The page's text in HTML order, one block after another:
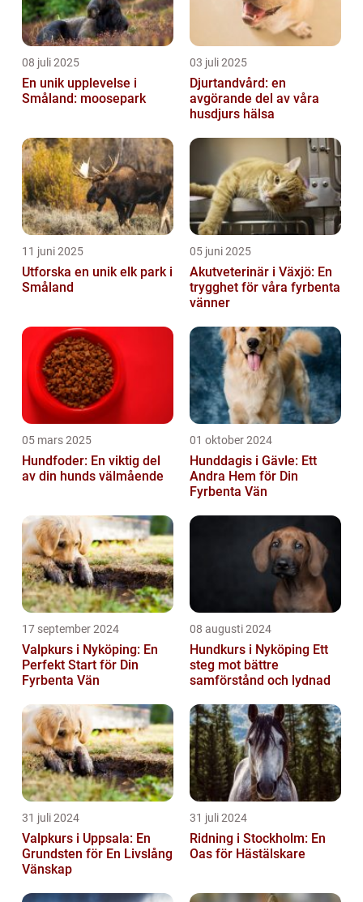
08 juli 2025
En unik upplevelse i
Småland: moosepark
03 juli 2025
Djurtandvård: en
avgörande del av våra
husdjurs hälsa
11 juni 2025
Utforska en unik elk park i
Småland
05 juni 2025
Akutveterinär i Växjö: En
trygghet för våra fyrbenta
vänner
05 mars 2025
Hundfoder: En viktig del
av din hunds välmående
01 oktober 2024
Hunddagis i Gävle: Ett
Andra Hem för Din
Fyrbenta Vän
17 september 2024
Valpkurs i Nyköping: En
Perfekt Start för Din
Fyrbenta Vän
08 augusti 2024
Hundkurs i Nyköping Ett
steg mot bättre
samförstånd och lydnad
31 juli 2024
Valpkurs i Uppsala: En
Grundsten för En Livslång
Vänskap
31 juli 2024
Ridning i Stockholm: En
Oas för Hästälskare